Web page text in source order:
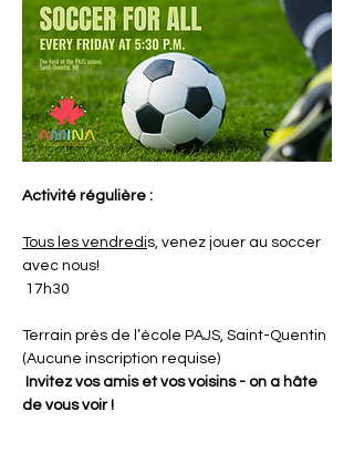
Activité régulière :
Tous les vendredis, venez jouer au soccer
avec nous!
17h30
Terrain près de l’école PAJS, Saint-Quentin
(Aucune inscription requise)
Invitez vos amis et vos voisins - on a hâte
de vous voir !